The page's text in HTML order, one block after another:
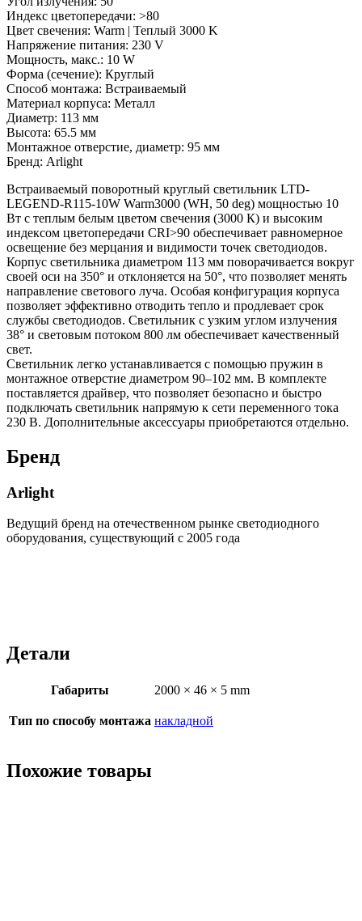
Индекс цветопередачи: >80
Цвет свечения: Warm | Теплый 3000 K
Напряжение питания: 230 V
Мощность, макс.: 10 W
Форма (сечение): Круглый
Способ монтажа: Встраиваемый
Материал корпуса: Металл
Диаметр: 113 мм
Высота: 65.5 мм
Монтажное отверстие, диаметр: 95 мм
Бренд: Arlight
Встраиваемый поворотный круглый светильник LTD-
LEGEND-R115-10W Warm3000 (WH, 50 deg) мощностью 10
Вт с теплым белым цветом свечения (3000 К) и высоким
индексом цветопередачи CRI>90 обеспечивает равномерное
освещение без мерцания и видимости точек светодиодов.
Корпус светильника диаметром 113 мм поворачивается вокруг
своей оси на 350° и отклоняется на 50°, что позволяет менять
направление светового луча. Особая конфигурация корпуса
позволяет эффективно отводить тепло и продлевает срок
службы светодиодов. Светильник с узким углом излучения
38° и световым потоком 800 лм обеспечивает качественный
свет.
Светильник легко устанавливается с помощью пружин в
монтажное отверстие диаметром 90–102 мм. В комплекте
поставляется драйвер, что позволяет безопасно и быстро
подключать светильник напрямую к сети переменного тока
230 В. Дополнительные аксессуары приобретаются отдельно.
Бренд
Arlight
Ведущий бренд на отечественном рынке светодиодного
оборудования, существующий с 2005 года
Детали
Габариты 2000 × 46 × 5 mm
Тип по способу монтажа накладной
Похожие товары